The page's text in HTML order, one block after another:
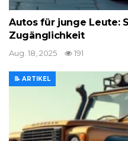
Autos für junge Leute:
Zugänglichkeit
Aug. 18, 2025 191
📝 ARTIKEL